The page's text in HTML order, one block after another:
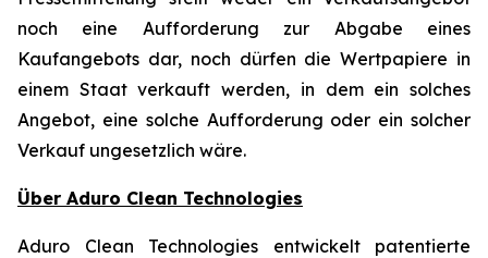
noch eine Aufforderung zur Abgabe eines
Kaufangebots dar, noch dürfen die Wertpapiere in
einem Staat verkauft werden, in dem ein solches
Angebot, eine solche Aufforderung oder ein solcher
Verkauf ungesetzlich wäre.
Über Aduro Clean Technologies
Aduro Clean Technologies entwickelt patentierte